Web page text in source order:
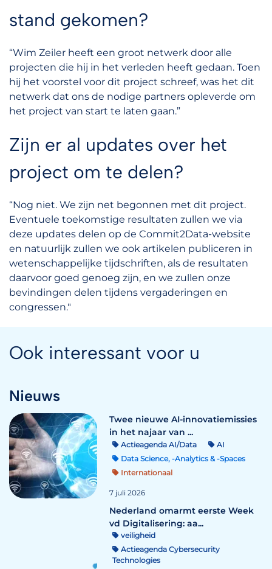
stand gekomen?
“Wim Zeiler heeft een groot netwerk door alle
projecten die hij in het verleden heeft gedaan. Toen
hij het voorstel voor dit project schreef, was het dit
netwerk dat ons de nodige partners opleverde om
het project van start te laten gaan.”
Zijn er al updates over het
project om te delen?
“Nog niet. We zijn net begonnen met dit project.
Eventuele toekomstige resultaten zullen we via
deze updates delen op de Commit2Data-website
en natuurlijk zullen we ook artikelen publiceren in
wetenschappelijke tijdschriften, als de resultaten
daarvoor goed genoeg zijn, en we zullen onze
bevindingen delen tijdens vergaderingen en
congressen."
Ook interessant voor u
Nieuws
Twee nieuwe AI-innovatiemissies
in het najaar van ...
Actieagenda AI/Data
AI
Data Science, -Analytics & -Spaces
Internationaal
7 juli 2026
Nederland omarmt eerste Week
vd Digitalisering: aa...
veiligheid
Actieagenda Cybersecurity
Technologies